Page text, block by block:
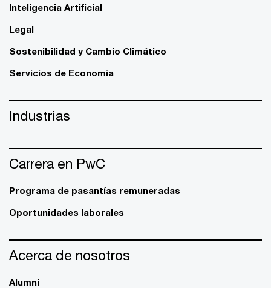
Inteligencia Artificial
Legal
Sostenibilidad y Cambio Climático
Servicios de Economía
Industrias
Carrera en PwC
Programa de pasantías remuneradas
Oportunidades laborales
Acerca de nosotros
Alumni